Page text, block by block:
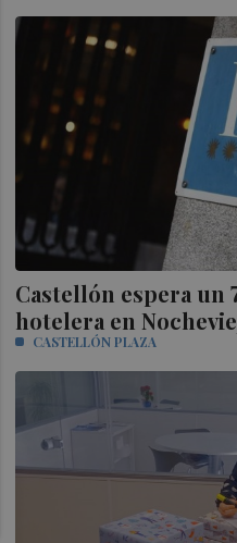
Castellón espera un
hotelera en
CASTELLÓN PLAZA